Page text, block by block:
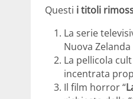
Questi i titoli
La serie
Nuova
La pellicola
incentrata
Il film horror “